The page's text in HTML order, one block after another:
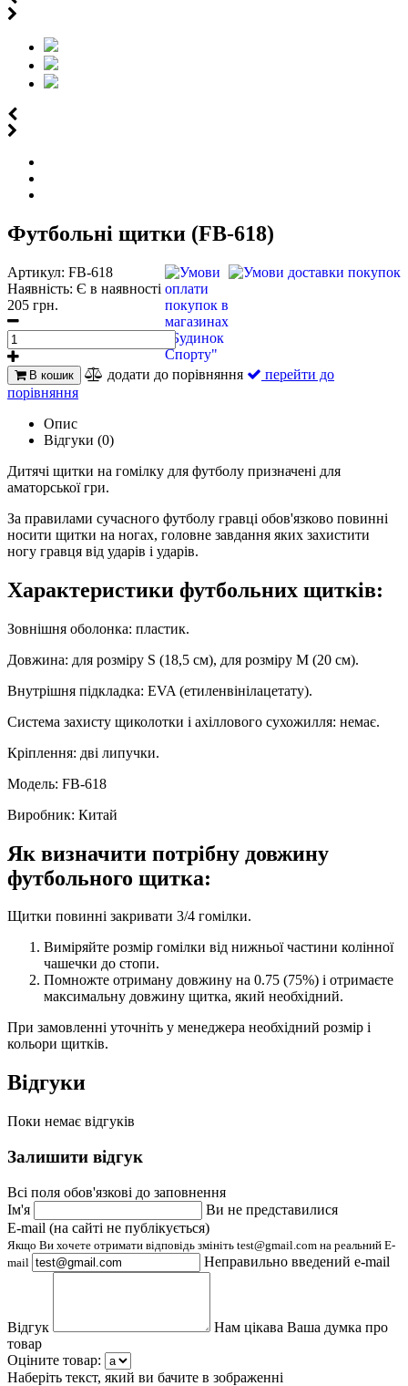
Футбольні щитки (FB-618)
Артикул: FB-618
Наявність: Є в наявності
205 грн.
В кошик додати до порівняння
перейти до
порівняння
Опис
Відгуки (0)
Дитячі щитки на гомілку для футболу призначені для
аматорської гри.
За правилами сучасного футболу гравці обов'язково повинні
носити щитки на ногах, головне завдання яких захистити
ногу гравця від ударів і ударів.
Характеристики футбольних щитків:
Зовнішня оболонка: пластик.
Довжина: для розміру S (18,5 см), для розміру M (20 см).
Внутрішня підкладка: EVA (етиленвінілацетату).
Система захисту щиколотки і ахіллового сухожилля: немає.
Кріплення: дві липучки.
Модель: FB-618
Виробник: Китай
Як визначити потрібну довжину
футбольного щитка:
Щитки повинні закривати 3/4 гомілки.
Виміряйте розмір гомілки від нижньої частини колінної
чашечки до стопи.
Помножте отриману довжину на 0.75 (75%) і отримаєте
максимальну довжину щитка, який необхідний.
При замовленні уточніть у менеджера необхідний розмір і
кольори щитків.
Відгуки
Поки немає відгуків
Залишити відгук
Всі поля обов'язкові до заповнення
Ім'я
Ви не представилися
E-mail (на сайті не публікується)
Якщо Ви хочете отримати відповідь змініть test@gmail.com на реальний E-
mail
Неправильно введений e-mail
Відгук
Нам цікава Ваша думка про
товар
Оціните товар:
Наберіть текст, який ви бачите в зображенні